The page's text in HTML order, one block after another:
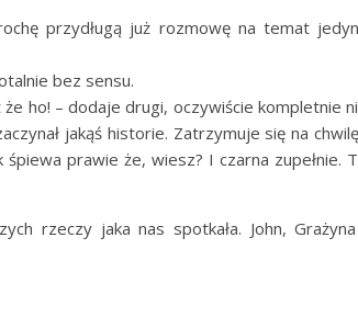
przydługą już rozmowę na temat
bez sensu.
ho! – dodaje drugi, oczywiście kompletnie
jakąś historie. Zatrzymuje się na
prawie że, wiesz? I czarna zupełnie.
rzeczy jaka nas spotkała. John,